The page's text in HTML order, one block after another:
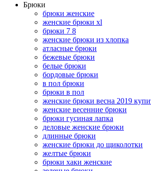
Брюки
брюки женские
женские брюки xl
брюки 7 8
женские брюки из хлопка
атласные брюки
бежевые брюки
белые брюки
бордовые брюки
в пол брюки
брюки в пол
женские брюки весна 2019
женские весенние брюки
брюки гусиная лапка
деловые женские брюки
длинные брюки
женские брюки до щиколотки
желтые брюки
брюки хаки женские